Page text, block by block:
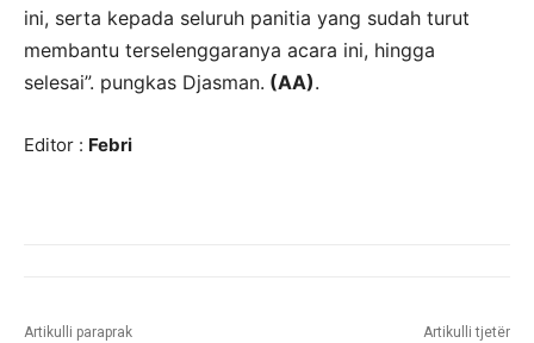
ini, serta kepada seluruh panitia yang sudah turut
membantu terselenggaranya acara ini, hingga
selesai”. pungkas Djasman. (AA).
Editor : Febri
Artikulli paraprak Artikulli tjetër